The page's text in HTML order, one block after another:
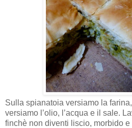
Sulla spianatoia versiamo la
versiamo l’olio, l’acqua e il sale.
finchè non diventi liscio, morbido e